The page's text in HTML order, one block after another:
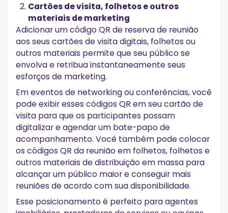
Cartões de visita, folhetos e outros
materiais de marketing
Adicionar um código QR de reserva de reunião
aos seus cartões de visita digitais, folhetos ou
outros materiais permite que seu público se
envolva e retribua instantaneamente seus
esforços de marketing.
Em eventos de networking ou conferências, você
pode exibir esses códigos QR em seu cartão de
visita para que os participantes possam
digitalizar e agendar um bate-papo de
acompanhamento. Você também pode colocar
os códigos QR da reunião em folhetos, folhetos e
outros materiais de distribuição em massa para
alcançar um público maior e conseguir mais
reuniões de acordo com sua disponibilidade.
Esse posicionamento é perfeito para agentes